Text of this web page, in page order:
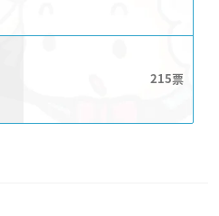
215